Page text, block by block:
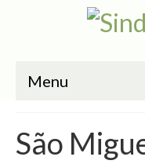
Menu
O Sindicato
São